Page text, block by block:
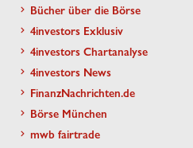
Bücher über die Börse
4investors Exklusiv
4investors Chartanalyse
4investors News
FinanzNachrichten.de
Börse München
mwb fairtrade